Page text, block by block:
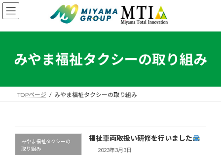
コ
ン
ン
ナ
ビ
ー
みやま福祉タクシーの取り組み
TOPページ みやま福祉タクシーの取り組み
みやま福祉タクシーの
取り組み
福祉車両取扱い研修を行いました
2023年3月3日